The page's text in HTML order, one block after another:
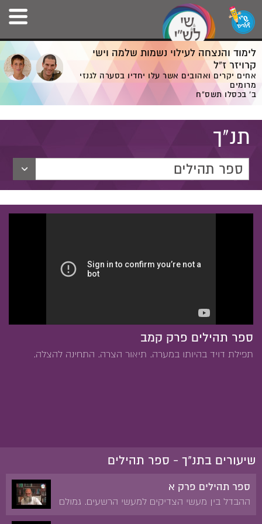
לימוד והנצחה לעילוי נשמות שלמה וישי
קרויזר ז”ל
אחים יקרים ואהובים אשר עלו יחדיו בסערה לגנזי
מרומים
ב' בכסלו תשס”ח
תנ"ך
ספר תהילים
ספר תהילים פרק קמב
תפילת דויד בהיותו במערה. תיאור הצרה. התחינה להצלה.
שיעורים בתנ"ך - ספר תהילים
ספר תהילים פרק א
ההבדל בין מעשי הצדיקים למעשי הרשעים. גמולם